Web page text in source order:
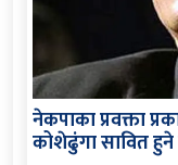
नेकपाका प्रवक्ता
कोशेढुंगा सावित हुने